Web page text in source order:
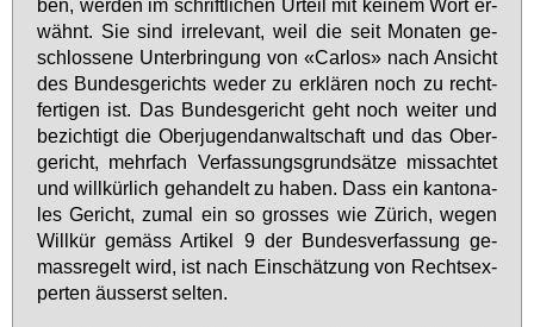
ben, wer­den im schrift­li­chen Ur­teil mit kei­nem Wort er­
wähnt. Sie sind ir­re­le­vant, weil die seit Mo­na­ten ge­
schlos­se­ne Un­ter­brin­gung von «Car­los» nach An­sicht
des Bun­des­ge­richts we­der zu er­klä­ren noch zu recht­
fer­ti­gen ist. Das Bun­des­ge­richt geht noch wei­ter und
be­zich­tigt die Ober­ju­gend­an­walt­schaft und das Ober­
ge­richt, mehr­fach Ver­fas­sungs­grund­sät­ze miss­ach­tet
und will­kür­lich ge­han­delt zu ha­ben. Dass ein kan­to­na­
les Ge­richt, zu­mal ein so gros­ses wie Zü­rich, we­gen
Will­kür ge­mäss Ar­ti­kel 9 der Bun­des­ver­fas­sung ge­
mass­re­gelt wird, ist nach Ein­schät­zung von Rechts­ex­
per­ten äus­serst sel­ten.